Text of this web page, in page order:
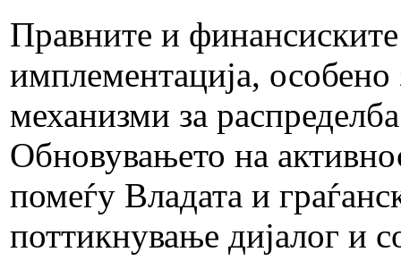
Правните и
имплементација, особено
механизми за
Обновувањето на
помеѓу Владата и
поттикнување дијалог и